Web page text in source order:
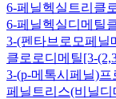
6-페닐헥실트리클
6-페닐헥실디메틸
3-(펜타브로모페닐
클로로디메틸[3-
3-(p-메톡시페닐)프
페닐트리스(비닐디